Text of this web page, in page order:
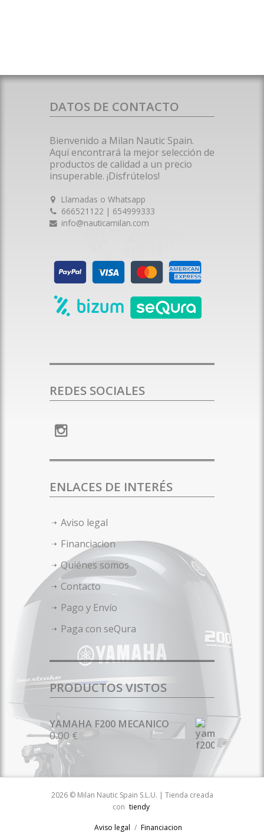
DATOS DE CONTACTO
Bienvenido a Milan Nautic Spain.
Aquí encontrará la mejor selección de
productos de calidad a un precio
insuperable. ¡Disfrútelos!
Llamadas o Whatsapp
666521122 | 654999333
info@nauticamilan.com
REDES SOCIALES
ENLACES DE INTERÉS
Aviso legal
Financiacion
Quiénes somos
Contacto
Pago y Envío
Paga con seQura
PRODUCTOS VISTOS
YAMAHA F200 MECANICO
0.00 €
2026 © Milan Nautic Spain S.L.U. | Tienda creada
con tiendy
Aviso legal
Financiacion